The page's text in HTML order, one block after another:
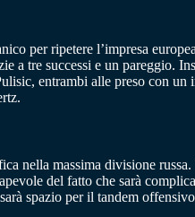
per ripetere l’impresa
a tre successi e un pareggio.
entrambi alle preso con
nella massima divisione
del fatto che sarà
spazio per il tandem